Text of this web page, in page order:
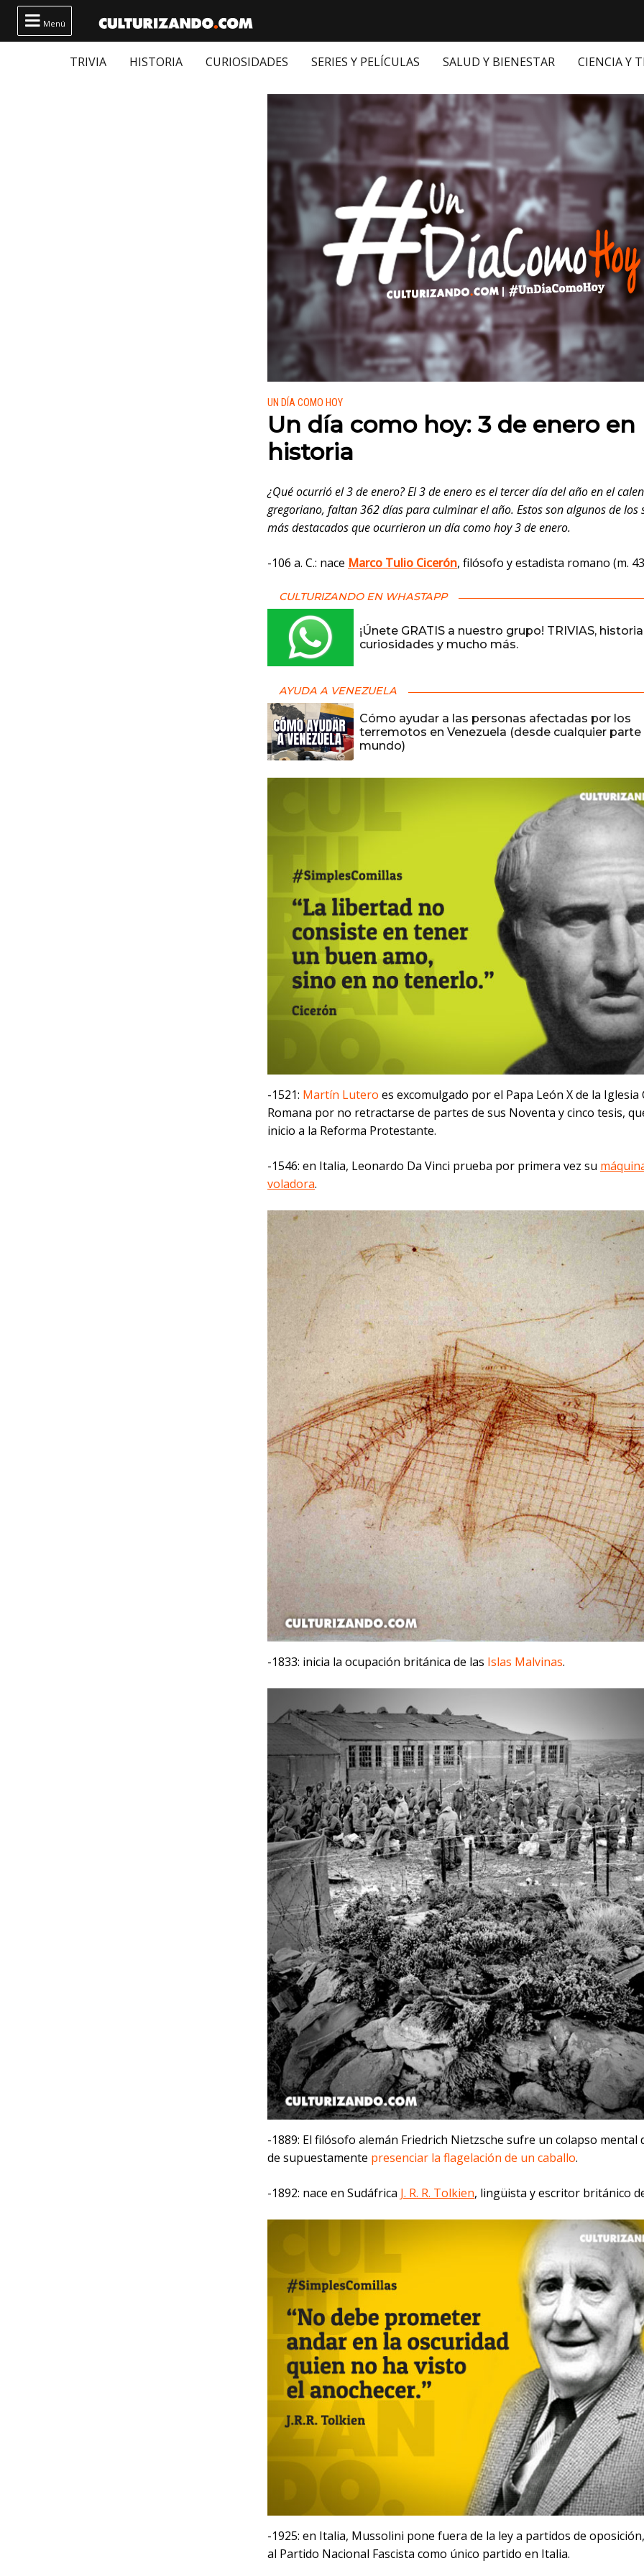
 Menú
TRIVIA HISTORIA CURIOSIDADES SERIES Y PELÍCULAS SALUD Y BIENESTAR CIENCIA Y
Publicado en:
UN DÍA COMO HOY
Un día como hoy: 3 de enero en
historia
¿Qué ocurrió el 3 de enero? El 3 de enero es el tercer día del año en el
gregoriano, faltan 362 días para culminar el año. Estos son algunos de los
más destacados que ocurrieron un día como hoy 3 de enero.
-106 a. C.: nace Marco Tulio Cicerón, filósofo y estadista romano (m. 43
CULTURIZANDO EN WHASTAPP
¡Únete GRATIS a nuestro grupo! TRIVIAS,
curiosidades y mucho más.
AYUDA A VENEZUELA
Cómo ayudar a las personas afectadas por los
terremotos en Venezuela (desde cualquier parte
mundo)
-1521: Martín Lutero es excomulgado por el Papa León X de la Iglesia
Romana por no retractarse de partes de sus Noventa y cinco tesis,
inicio a la Reforma Protestante.
-1546: en Italia, Leonardo Da Vinci prueba por primera vez su
voladora.
-1833: inicia la ocupación británica de las Islas Malvinas.
-1889: El filósofo alemán Friedrich Nietzsche sufre un colapso mental
de supuestamente presenciar la flagelación de un caballo.
-1892: nace en Sudáfrica J. R. R. Tolkien, lingüista y escritor británico
-1925: en Italia, Mussolini pone fuera de la ley a partidos de
al Partido Nacional Fascista como único partido en Italia.